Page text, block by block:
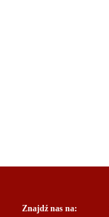
Znajdź nas na: